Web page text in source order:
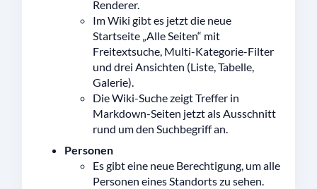
Renderer.
Im Wiki gibt es jetzt die neue
Startseite „Alle Seiten“ mit
Freitextsuche, Multi-Kategorie-Filter
und drei Ansichten (Liste, Tabelle,
Galerie).
Die Wiki-Suche zeigt Treffer in
Markdown-Seiten jetzt als Ausschnitt
rund um den Suchbegriff an.
Personen
Es gibt eine neue Berechtigung, um alle
Personen eines Standorts zu sehen.